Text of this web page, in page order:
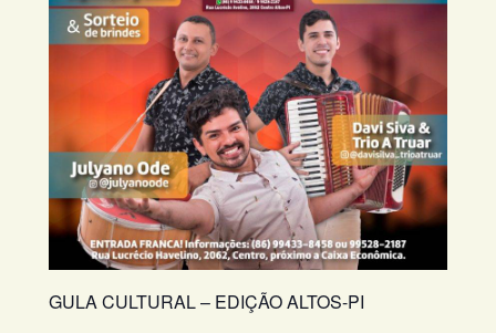
GULA CULTURAL – EDIÇÃO ALTOS-PI